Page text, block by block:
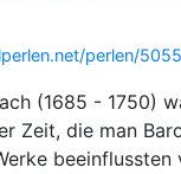
perlen/
(1685 - 1750)
Zeit, die man